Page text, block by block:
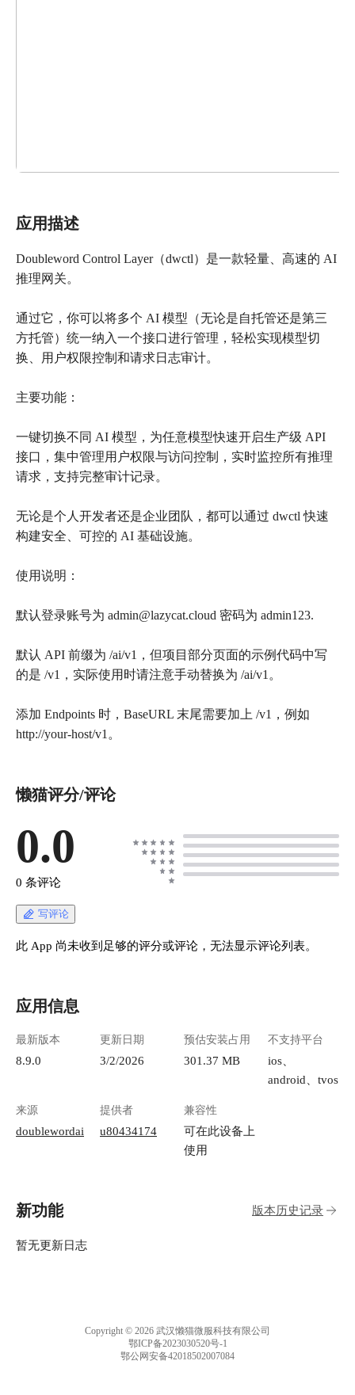
应用描述
Doubleword Control Layer（dwctl）是一款轻量、高速的 AI
推理网关。
通过它，你可以将多个 AI 模型（无论是自托管还是第三
方托管）统一纳入一个接口进行管理，轻松实现模型切
换、用户权限控制和请求日志审计。
主要功能：
一键切换不同 AI 模型，为任意模型快速开启生产级 API
接口，集中管理用户权限与访问控制，实时监控所有推理
请求，支持完整审计记录。
无论是个人开发者还是企业团队，都可以通过 dwctl 快速
构建安全、可控的 AI 基础设施。
使用说明：
默认登录账号为 admin@lazycat.cloud 密码为 admin123.
默认 API 前缀为 /ai/v1，但项目部分页面的示例代码中写
的是 /v1，实际使用时请注意手动替换为 /ai/v1。
添加 Endpoints 时，BaseURL 末尾需要加上 /v1，例如
http://your-host/v1。
懒猫评分/评论
0.0
0 条评论
写评论
此 App 尚未收到足够的评分或评论，无法显示评论列表。
应用信息
最新版本
8.9.0
更新日期
3/2/2026
预估安装占用
301.37 MB
不支持平台
ios、
android、tvos
来源
doublewordai
提供者
u80434174
兼容性
可在此设备上
使用
新功能 版本历史记录
暂无更新日志
Copyright © 2026 武汉懒猫微服科技有限公司
鄂ICP备2023030520号-1
鄂公网安备42018502007084